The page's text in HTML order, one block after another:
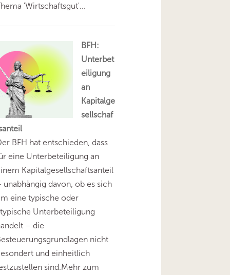
'Wirtschaftsgut'...
BFH:
Unterbet
eiligung
an
Kapitalge
sellschaf
BFH hat entschieden, dass
eine Unterbeteiligung an
Kapitalgesellschaftsanteil
unabhängig davon, ob es sich
eine typische oder
Unterbeteiligung
– die
nicht
und einheitlich
sind.Mehr zum